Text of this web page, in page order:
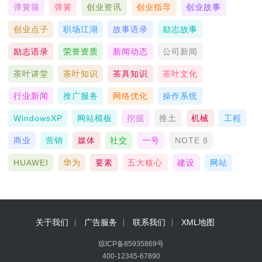
弹簧箍 弹簧 创业资讯 创业指导 创业故事
创业点子 职场江湖 故事语录 励志故事
励志语录 荣誉资质 新闻动态 公司新闻
茶叶讲堂 茶叶知识 茶具知识 茶叶文化
行业新闻 推广服务 网络优化 操作系统
WindowsXP 网站模板 挖掘 推土 机械 工程
商业 营销 媒体 社交 一号 NOTE 8
HUAWEI 华为 要素 五大核心 建设 网站
关于我们 广告服务 联系我们 XML地图
琼ICP备85935869号
400-12345-67890